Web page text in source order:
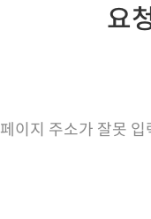
요
페이지 주소가 잘못